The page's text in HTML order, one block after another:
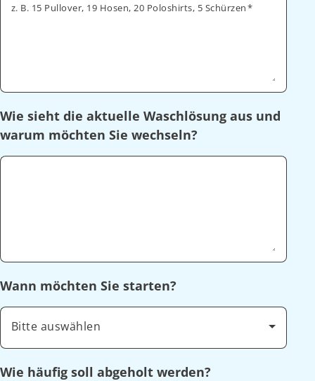
z. B. 15 Pullover, 19 Hosen, 20 Poloshirts, 5 Schürzen
Wie sieht die aktuelle Waschlösung aus und
warum möchten Sie wechseln?
Wann möchten Sie starten?
Bitte auswählen
Wie häufig soll abgeholt werden?